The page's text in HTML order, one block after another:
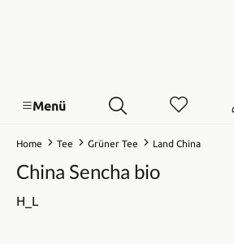
Menü
Home Tee Grüner Tee Land China
China Sencha bio
H_L